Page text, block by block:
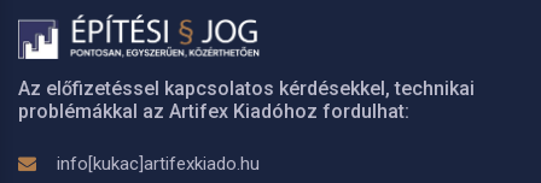
Az előfizetéssel kapcsolatos kérdésekkel, technikai
problémákkal az Artifex Kiadóhoz fordulhat:
info[kukac]artifexkiado.hu